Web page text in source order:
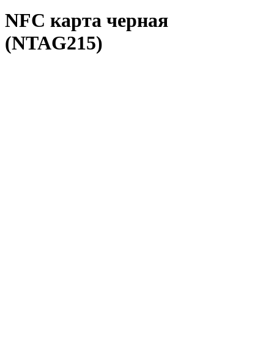
NFC карта черная
(NTAG215)